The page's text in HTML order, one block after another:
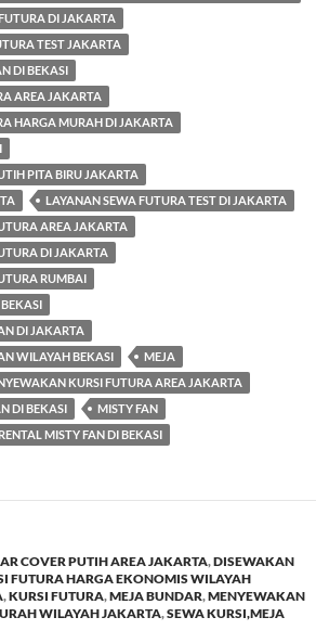
DI JAKARTA
TEST JAKARTA
DI BEKASI
AREA JAKARTA
HARGA MURAH DI JAKARTA
PITA BIRU JAKARTA
LAYANAN SEWA FUTURA TEST DI JAKARTA
AREA JAKARTA
DI JAKARTA
RUMBAI
DI JAKARTA
WILAYAH BEKASI
MEJA
KURSI FUTURA AREA JAKARTA
DI BEKASI
MISTY FAN
RENTAL MISTY FAN DI BEKASI
COVER PUTIH AREA JAKARTA,DISEWAKAN
FUTURA HARGA EKONOMIS WILAYAH
,KURSI FUTURA,MEJA BUNDAR,MENYEWAKAN
WILAYAH JAKARTA,SEWA KURSI,MEJA